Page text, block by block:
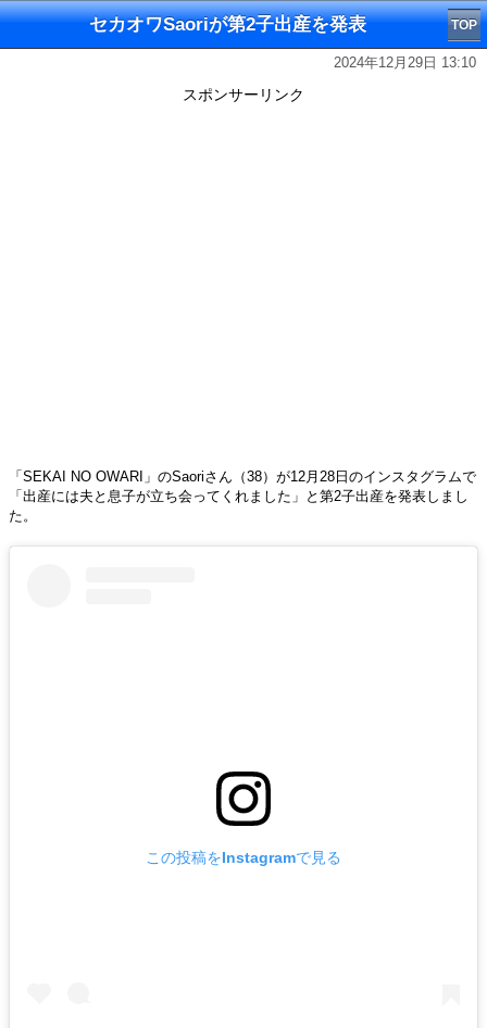
セカオワSaoriが第2子出産を発表 TOP
2024年12月29日 13:10
スポンサーリンク
「SEKAI NO OWARI」のSaoriさん（38）が12月28日のインスタグラムで
「出産には夫と息子が立ち会ってくれました」と第2子出産を発表しまし
た。
この投稿をInstagramで見る